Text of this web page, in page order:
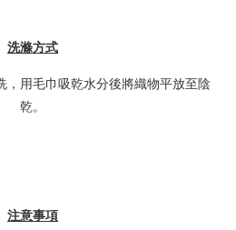
洗滌方式
，用毛巾吸乾水分後將織物平放至陰
乾。
注意事項